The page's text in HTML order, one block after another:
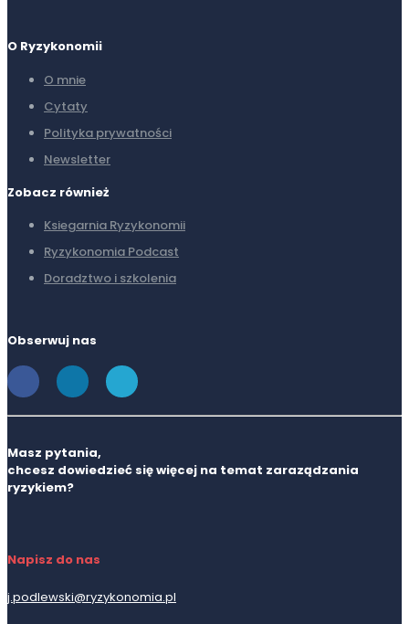
O Ryzykonomii
O mnie
Cytaty
Polityka prywatności
Newsletter
Zobacz również
Ksiegarnia Ryzykonomii
Ryzykonomia Podcast
Doradztwo i szkolenia
Obserwuj nas
Masz pytania,
chcesz dowiedzieć się więcej na temat zaraządzania
ryzykiem?
Napisz do nas
j.podlewski@ryzykonomia.pl